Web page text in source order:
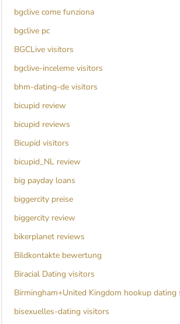
bgclive come funziona
bgclive pc
BGCLive visitors
bgclive-inceleme visitors
bhm-dating-de visitors
bicupid review
bicupid reviews
Bicupid visitors
bicupid_NL review
big payday loans
biggercity preise
biggercity review
bikerplanet reviews
Bildkontakte bewertung
Biracial Dating visitors
Birmingham+United Kingdom hookup dating
bisexuelles-dating visitors